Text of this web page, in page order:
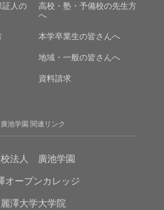
証人の
高校・塾・予備校の先生方
へ
本学卒業生の皆さんへ
地域・一般の皆さんへ
資料請求
廣池学園 関連リンク
法人 廣池学園
オープンカレッジ
麗澤大学大学院